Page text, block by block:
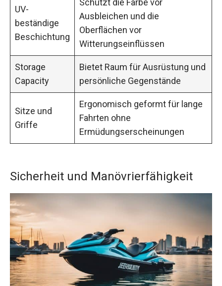
UV-
beständige
Beschichtung
Ausbleichen und die
Oberflächen vor
Witterungseinflüssen
Storage
Capacity
Bietet Raum für Ausrüstung und
persönliche Gegenstände
Sitze und
Griffe
Ergonomisch geformt für lange
Fahrten ohne
Ermüdungserscheinungen
Sicherheit und Manövrierfähigkeit